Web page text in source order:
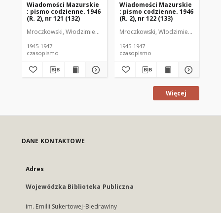
Wiadomości Mazurskie
: pismo codzienne. 1946
(R. 2), nr 121 (132)
Mroczkowski, Włodzimierz (1902-1971). Redaktor
1945-1947
czasopismo
Wiadomości Mazurskie
: pismo codzienne. 1946
(R. 2), nr 122 (133)
Mroczkowski, Włodzimierz (1902-
1945-1947
czasopismo
Więcej
DANE KONTAKTOWE
Adres
Wojewódzka Biblioteka Publiczna
im. Emilii Sukertowej-Biedrawiny